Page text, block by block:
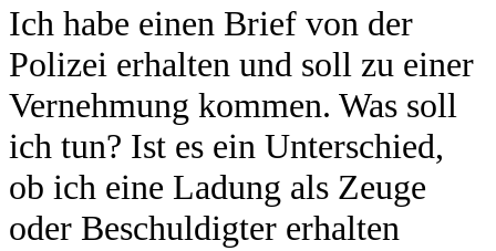
Ich habe einen Brief von der
Polizei erhalten und soll zu einer
Vernehmung kommen. Was soll
ich tun? Ist es ein Unterschied,
ob ich eine Ladung als Zeuge
oder Beschuldigter erhalten